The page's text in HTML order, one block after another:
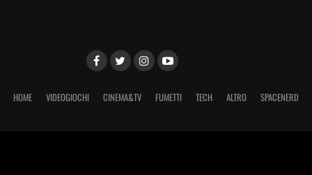
HOME VIDEOGIOCHI CINEMA&TV FUMETTI TECH ALTRO SPACENERD